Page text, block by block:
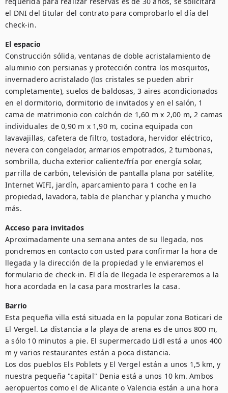
el DNI del titular del contrato para comprobarlo el día del
check-in.
El espacio
Construcción sólida, ventanas de doble acristalamiento de
aluminio con persianas y protección contra los mosquitos,
invernadero acristalado (los cristales se pueden abrir
completamente), suelos de baldosas, 3 aires acondicionados
en el dormitorio, dormitorio de invitados y en el salón, 1
cama de matrimonio con colchón de 1,60 m x 2,00 m, 2 camas
individuales de 0,90 m x 1,90 m, cocina equipada con
lavavajillas, cafetera de filtro, tostadora, hervidor eléctrico,
nevera con congelador, armarios empotrados, 2 tumbonas,
sombrilla, ducha exterior caliente/fría por energía solar,
parrilla de carbón, televisión de pantalla plana por satélite,
Internet WIFI, jardín, aparcamiento para 1 coche en la
propiedad, lavadora, tabla de planchar y plancha y mucho
más.
Acceso para invitados
Aproximadamente una semana antes de su llegada, nos
pondremos en contacto con usted para confirmar la hora de
llegada y la dirección de la propiedad y le enviaremos el
formulario de check-in. El día de llegada le esperaremos a la
hora acordada en la casa para mostrarles la casa.
Barrio
Esta pequeña villa está situada en la popular zona Boticari de
El Vergel. La distancia a la playa de arena es de unos 800 m,
a sólo 10 minutos a pie. El supermercado Lidl está a unos 400
m y varios restaurantes están a poca distancia.
Los dos pueblos Els Poblets y El Vergel están a unos 1,5 km, y
nuestra pequeña "capital" Denia está a unos 10 km. Ambos
aeropuertos como el de Alicante o Valencia están a una hora